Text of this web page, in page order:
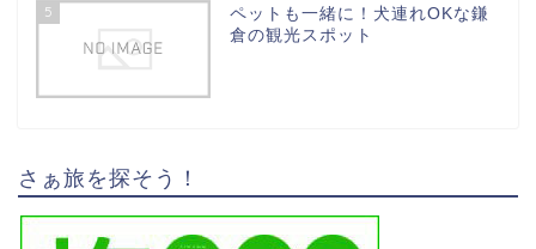
5
ペットも一緒に！犬連れOKな鎌
倉の観光スポット
さぁ旅を探そう！